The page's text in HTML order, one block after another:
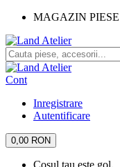
MAGAZIN PIESE
Cont
Inregistrare
Autentificare
0,00 RON
Cosul tau este gol.